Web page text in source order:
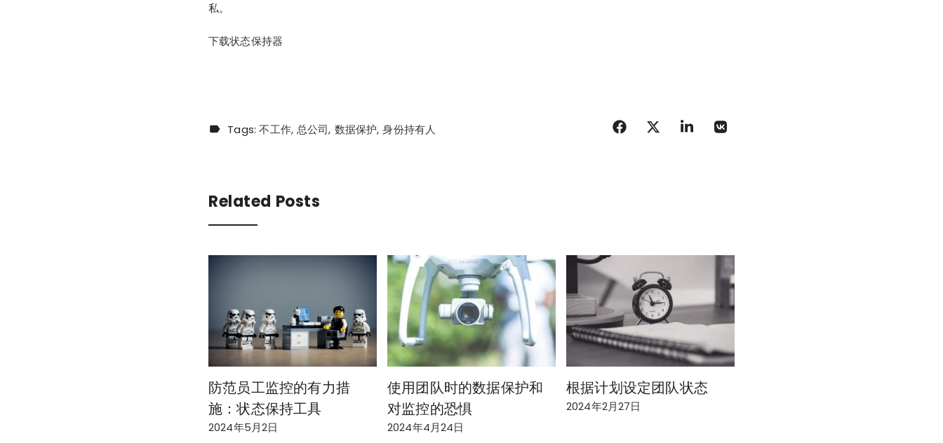
私。
下载状态保持器
Tags:不工作 总公司 数据保护 身份持有人
Related Posts
防范员工监控的有力措
施：状态保持工具
2024年5月2日
使用团队时的数据保护和
对监控的恐惧
2024年4月24日
根据计划设定团队状态
2024年2月27日